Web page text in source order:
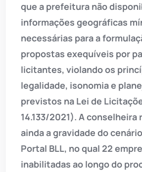
que a prefeitura não
informações geográficas
necessárias para a
propostas exequíveis por
licitantes, violando os
legalidade, isonomia e
previstos na Lei de
14.133/2021). A conselheira
ainda a gravidade do
Portal BLL, no qual 22
inabilitadas ao longo do